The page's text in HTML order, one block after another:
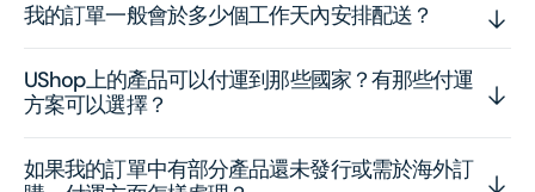
我的訂單一般會於多少個工作天內安排配送？
UShop上的產品可以付運到那些國家？有那些付運
方案可以選擇？
如果我的訂單中有部分產品還未發行或需於海外訂